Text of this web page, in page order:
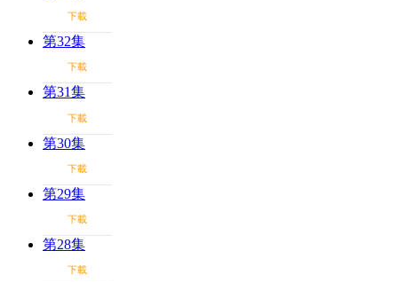
下載
第32集
下載
第31集
下載
第30集
下載
第29集
下載
第28集
下載